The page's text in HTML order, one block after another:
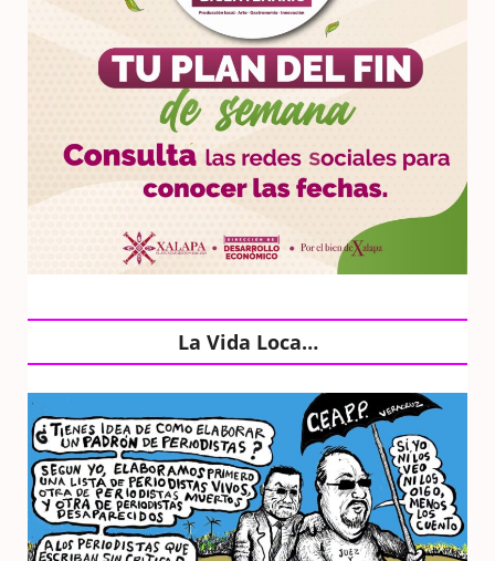
La Vida Loca…